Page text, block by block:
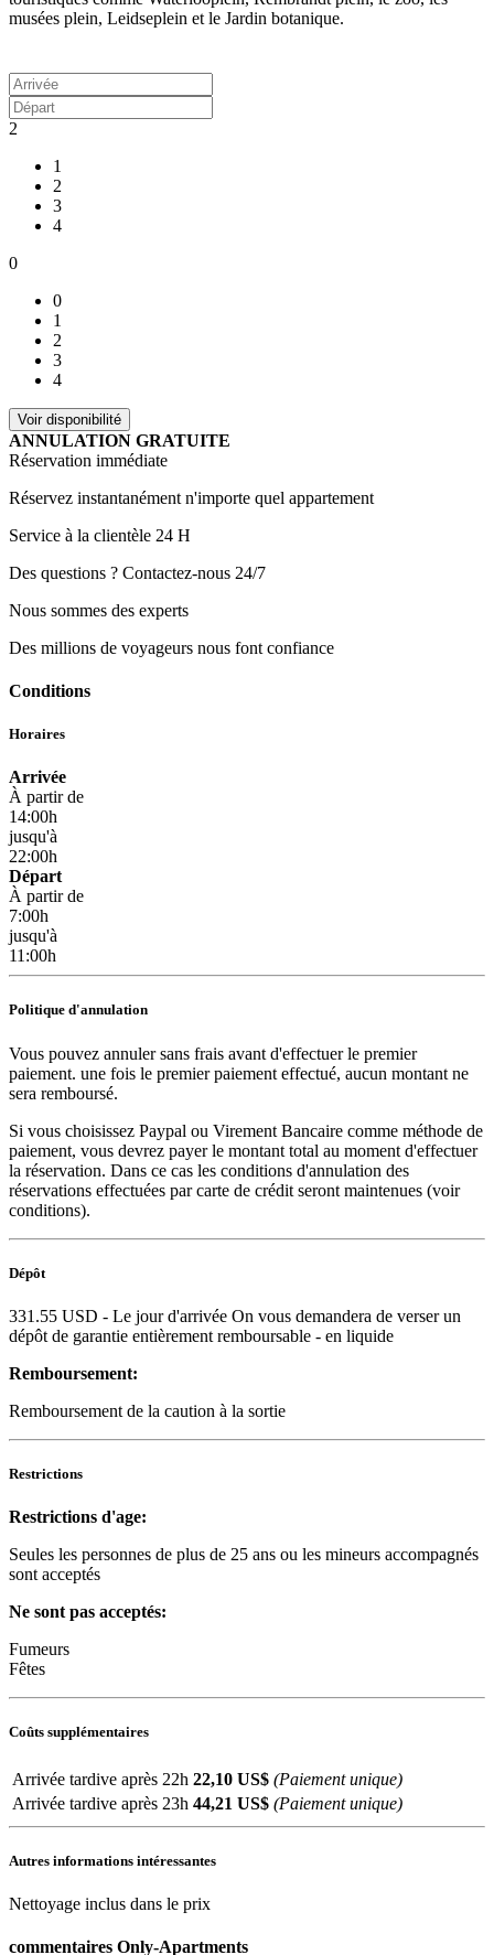
musées plein, Leidseplein et le Jardin botanique.
2
1
2
3
4
0
0
1
2
3
4
ANNULATION GRATUITE
Réservation immédiate
Réservez instantanément n'importe quel appartement
Service à la clientèle 24 H
Des questions ? Contactez-nous 24/7
Nous sommes des experts
Des millions de voyageurs nous font confiance
Conditions
Horaires
Arrivée
À partir de
14:00h
jusqu'à
22:00h
Départ
À partir de
7:00h
jusqu'à
11:00h
Politique d'annulation
Vous pouvez annuler sans frais avant d'effectuer le premier
paiement. une fois le premier paiement effectué, aucun montant ne
sera remboursé.
Si vous choisissez Paypal ou Virement Bancaire comme méthode de
paiement, vous devrez payer le montant total au moment d'effectuer
la réservation. Dans ce cas les conditions d'annulation des
réservations effectuées par carte de crédit seront maintenues (voir
conditions).
Dépôt
331.55 USD - Le jour d'arrivée On vous demandera de verser un
dépôt de garantie entièrement remboursable - en liquide
Remboursement:
Remboursement de la caution à la sortie
Restrictions
Restrictions d'age:
Seules les personnes de plus de 25 ans ou les mineurs accompagnés
sont acceptés
Ne sont pas acceptés:
Fumeurs
Fêtes
Coûts supplémentaires
Arrivée tardive après 22h 22,10 US$ (Paiement unique)
Arrivée tardive après 23h 44,21 US$ (Paiement unique)
Autres informations intéressantes
Nettoyage inclus dans le prix
commentaires Only-Apartments